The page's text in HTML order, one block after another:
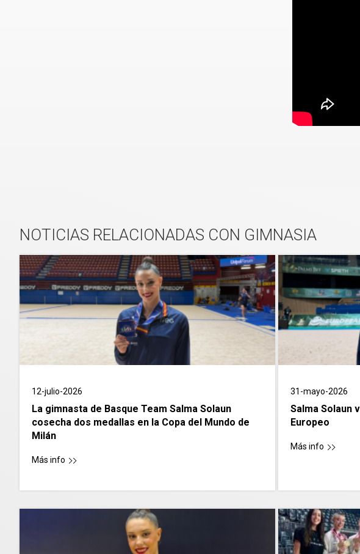
NOTICIAS RELACIONADAS CON GIMNASIA
12-julio-2026
La gimnasta de Basque Team Salma Solaun
cosecha dos medallas en la Copa del Mundo de
Milán
Más info
31-mayo-2026
Salma Solaun
Europeo
Más info